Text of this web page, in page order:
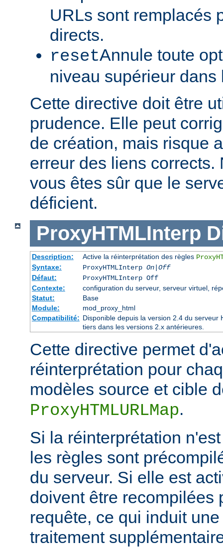
URLs sont remplacés
directs.
resetAnnule toute
niveau supérieur
Cette directive doit être
prudence. Elle peut
de création, mais risque
erreur des liens corrects.
vous êtes sûr que le
déficient.
ProxyHTMLInterp
Description: Active la réinterprétation des règles
Syntaxe:
ProxyHTMLInterp On|Off
Défaut:
ProxyHTMLInterp Off
Contexte:
configuration du serveur, serveur virtuel,
Statut:
Base
Module:
mod_proxy_html
Compatibilité: Disponible depuis la version 2.4 du serveur
tiers dans les versions 2.x antérieures.
Cette directive permet
réinterprétation pour
modèles source et cible
ProxyHTMLURLMap.
Si la réinterprétation
les règles sont
du serveur. Si elle est
doivent être recompilées
requête, ce qui induit
traitement